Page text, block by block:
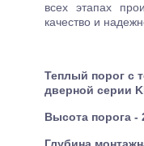
всех этапах
качество и
Теплый порог с
дверной серии
Высота порога -